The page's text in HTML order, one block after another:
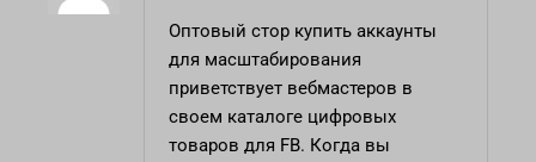
Оптовый стор купить аккаунты
для масштабирования
приветствует вебмастеров в
своем каталоге цифровых
товаров для FB. Когда вы